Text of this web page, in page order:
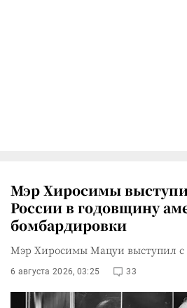
Мэр Хиросимы
России в годовщину
бомбардировки
Мэр Хиросимы Мацуи выступил с
6 августа 2026, 03:25 33